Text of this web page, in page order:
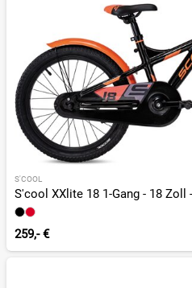
S'COOL
S'cool XXlite 18 1-Gang - 18 Zoll
259,- €